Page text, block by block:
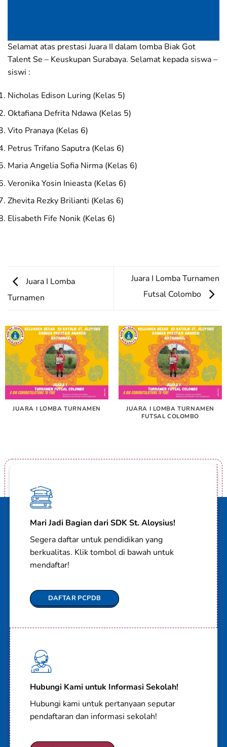
Selamat atas prestasi Juara II dalam lomba Biak Got
Talent Se – Keuskupan Surabaya. Selamat kepada siswa –
siswi :
Nicholas Edison Luring (Kelas 5)
Oktafiana Defrita Ndawa (Kelas 5)
Vito Pranaya (Kelas 6)
Petrus Trifano Saputra (Kelas 6)
Maria Angelia Sofia Nirma (Kelas 6)
Veronika Yosin Inieasta (Kelas 6)
Zhevita Rezky Brilianti (Kelas 6)
Elisabeth Fife Nonik (Kelas 6)
Juara I Lomba
Turnamen
Juara I Lomba Turnamen
Futsal Colombo
JUARA I LOMBA TURNAMEN
JUARA I LOMBA TURNAMEN
FUTSAL COLOMBO
Mari Jadi Bagian dari SDK St. Aloysius!
Segera daftar untuk pendidikan yang
berkualitas. Klik tombol di bawah untuk
mendaftar!
DAFTAR PCPDB
Hubungi Kami untuk Informasi Sekolah!
Hubungi kami untuk pertanyaan seputar
pendaftaran dan informasi sekolah!